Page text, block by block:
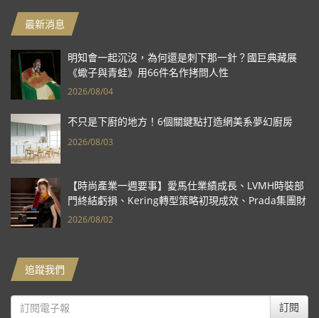
最新消息
明知會一起沉沒，為何還是刺下那一針？國巨典藏展
《蠍子與青蛙》用66件名作拷問人性
2026/08/04
不只是下廚的地方！6個關鍵點打造網美系夢幻廚房
2026/08/03
【時尚產業一週要事】愛馬仕業績成長、LVMH時裝部
門終結虧損、Kering轉型策略初現成效、Prada集團財
報亮眼
2026/08/02
追蹤我們
訂閱